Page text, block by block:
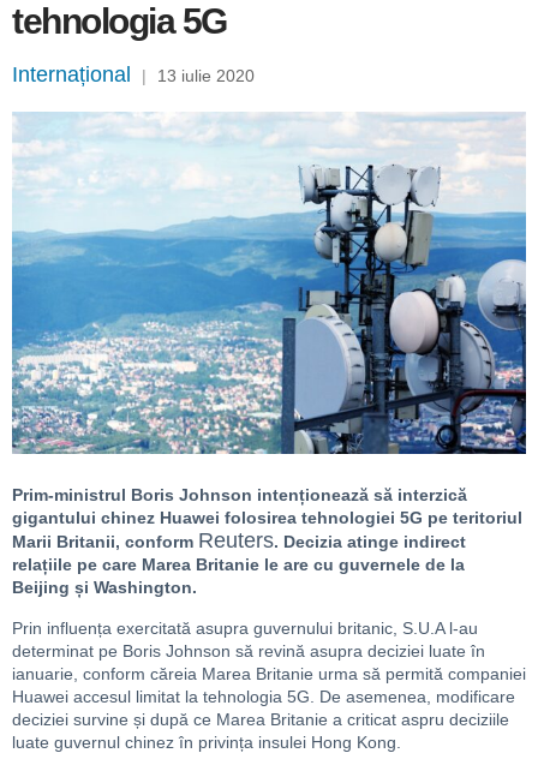
tehnologia 5G
Internațional | 13 iulie 2020
Prim-ministrul Boris Johnson intenționează să interzică
gigantului chinez Huawei folosirea tehnologiei 5G pe teritoriul
Marii Britanii, conform Reuters. Decizia atinge indirect
relațiile pe care Marea Britanie le are cu guvernele de la
Beijing și Washington.
Prin influența exercitată asupra guvernului britanic, S.U.A l-au
determinat pe Boris Johnson să revină asupra deciziei luate în
ianuarie, conform căreia Marea Britanie urma să permită companiei
Huawei accesul limitat la tehnologia 5G. De asemenea, modificare
deciziei survine și după ce Marea Britanie a criticat aspru deciziile
luate guvernul chinez în privința insulei Hong Kong.